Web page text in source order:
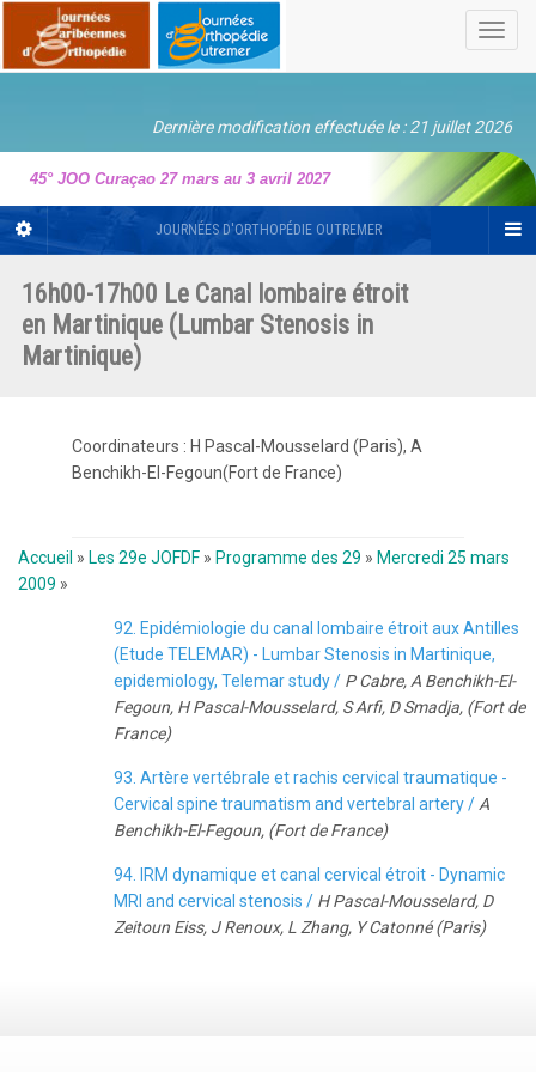
Dernière modification effectuée le : 21 juillet 2026
45° JOO Curaçao 27 mars au 3 avril 2027
JOURNÉES D'ORTHOPÉDIE OUTREMER
16h00-17h00 Le Canal lombaire étroit
en Martinique (Lumbar Stenosis in
Martinique)
Coordinateurs : H Pascal-Mousselard (Paris), A
Benchikh-El-Fegoun(Fort de France)
Accueil » Les 29e JOFDF » Programme des 29 » Mercredi 25 mars
2009 »
92. Epidémiologie du canal lombaire étroit aux Antilles
(Etude TELEMAR) - Lumbar Stenosis in Martinique,
epidemiology, Telemar study / P Cabre, A Benchikh-El-
Fegoun, H Pascal-Mousselard, S Arfi, D Smadja, (Fort de
France)
93. Artère vertébrale et rachis cervical traumatique -
Cervical spine traumatism and vertebral artery / A
Benchikh-El-Fegoun, (Fort de France)
94. IRM dynamique et canal cervical étroit - Dynamic
MRI and cervical stenosis / H Pascal-Mousselard, D
Zeitoun Eiss, J Renoux, L Zhang, Y Catonné (Paris)